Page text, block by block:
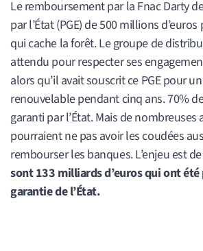
Le remboursement par la Fnac Darty
par l’État (PGE) de 500 millions
qui cache la forêt. Le groupe de
attendu pour respecter ses
alors qu’il avait souscrit ce PGE pour
renouvelable pendant cinq ans. 70%
garanti par l’État. Mais de
pourraient ne pas avoir les coudées
rembourser les banques. L’enjeu est
sont 133 milliards d’euros qui ont été
garantie de l’État.